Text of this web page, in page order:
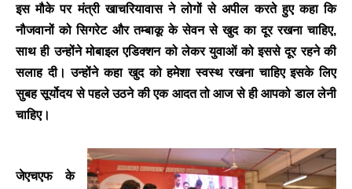
इस मौके पर मंत्री खाचरियावास ने लोगों से अपील करते हुए कहा कि
नौजवानों को सिगरेट और तम्बाकू के सेवन से खुद का दूर रखना चाहिए,
साथ ही उन्होंने मोबाइल एडिक्शन को लेकर युवाओं को इससे दूर रहने की
सलाह दी। उन्होंने कहा खुद को हमेशा स्वस्थ रखना चाहिए इसके लिए
सुबह सूर्योदय से पहले उठने की एक आदत तो आज से ही आपको डाल लेनी
चाहिए।
जेएचएफ के